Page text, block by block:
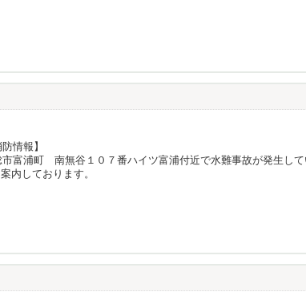
情報】
富浦町 南無谷１０７番ハイツ富浦付近で水難事故が発生して
内しております。